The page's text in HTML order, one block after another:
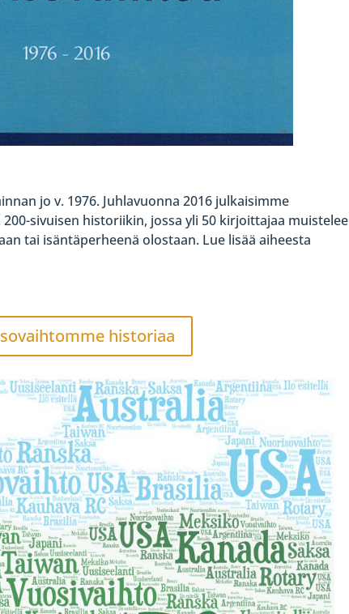
jo v. 1976. Juhlavuonna 2016 julkaisimme
sivuisen historiikin, jossa yli 50 kirjoittajaa muistelee
tai isäntäperheenä olostaan. Lue lisää aiheesta
historiaa